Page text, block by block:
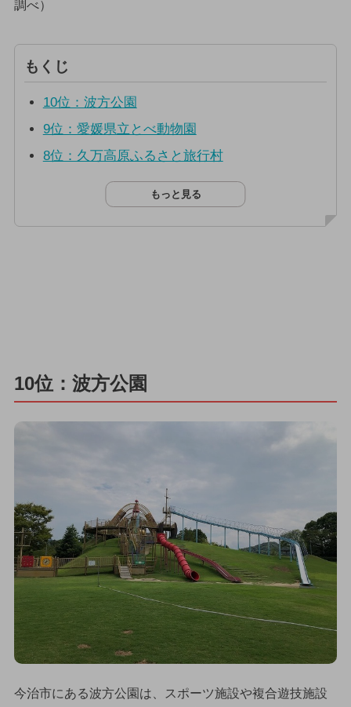
調べ）
もくじ
10位：波方公園
9位：愛媛県立とべ動物園
8位：久万高原ふるさと旅行村
もっと見る
10位：波方公園
今治市にある波方公園は、スポーツ施設や複合遊技施設